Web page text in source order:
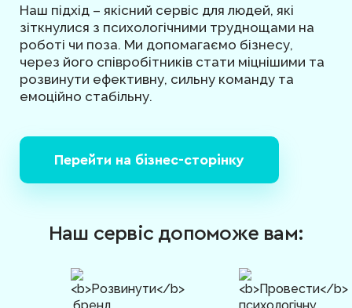
Наш підхід – якісний сервіс для людей, які
зіткнулися з психологічними труднощами на
роботі чи поза. Ми допомагаємо бізнесу,
через його співробітників стати міцнішими та
розвинути ефективну, сильну команду та
емоційно стабільну.
Перейти на бізнес-сторінку
Наш сервіс допоможе вам: